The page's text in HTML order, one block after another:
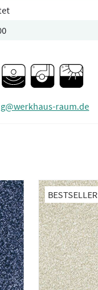
raum.de
BESTSELLER